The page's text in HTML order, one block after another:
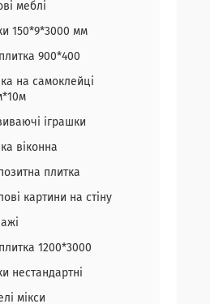
меблі
150*9*3000 мм
плитка 900*400
на самоклейці
іграшки
віконна
плитка
картини на стіну
1200*3000
нестандартні
мікси